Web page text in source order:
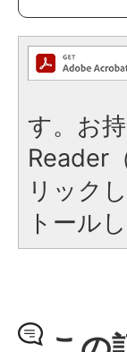
す。お
Reader
リック
トール